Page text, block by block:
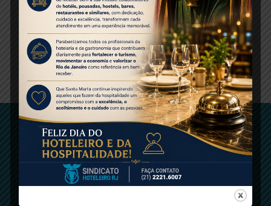
Share this entry
ENTRE EM CONTATO
Centro